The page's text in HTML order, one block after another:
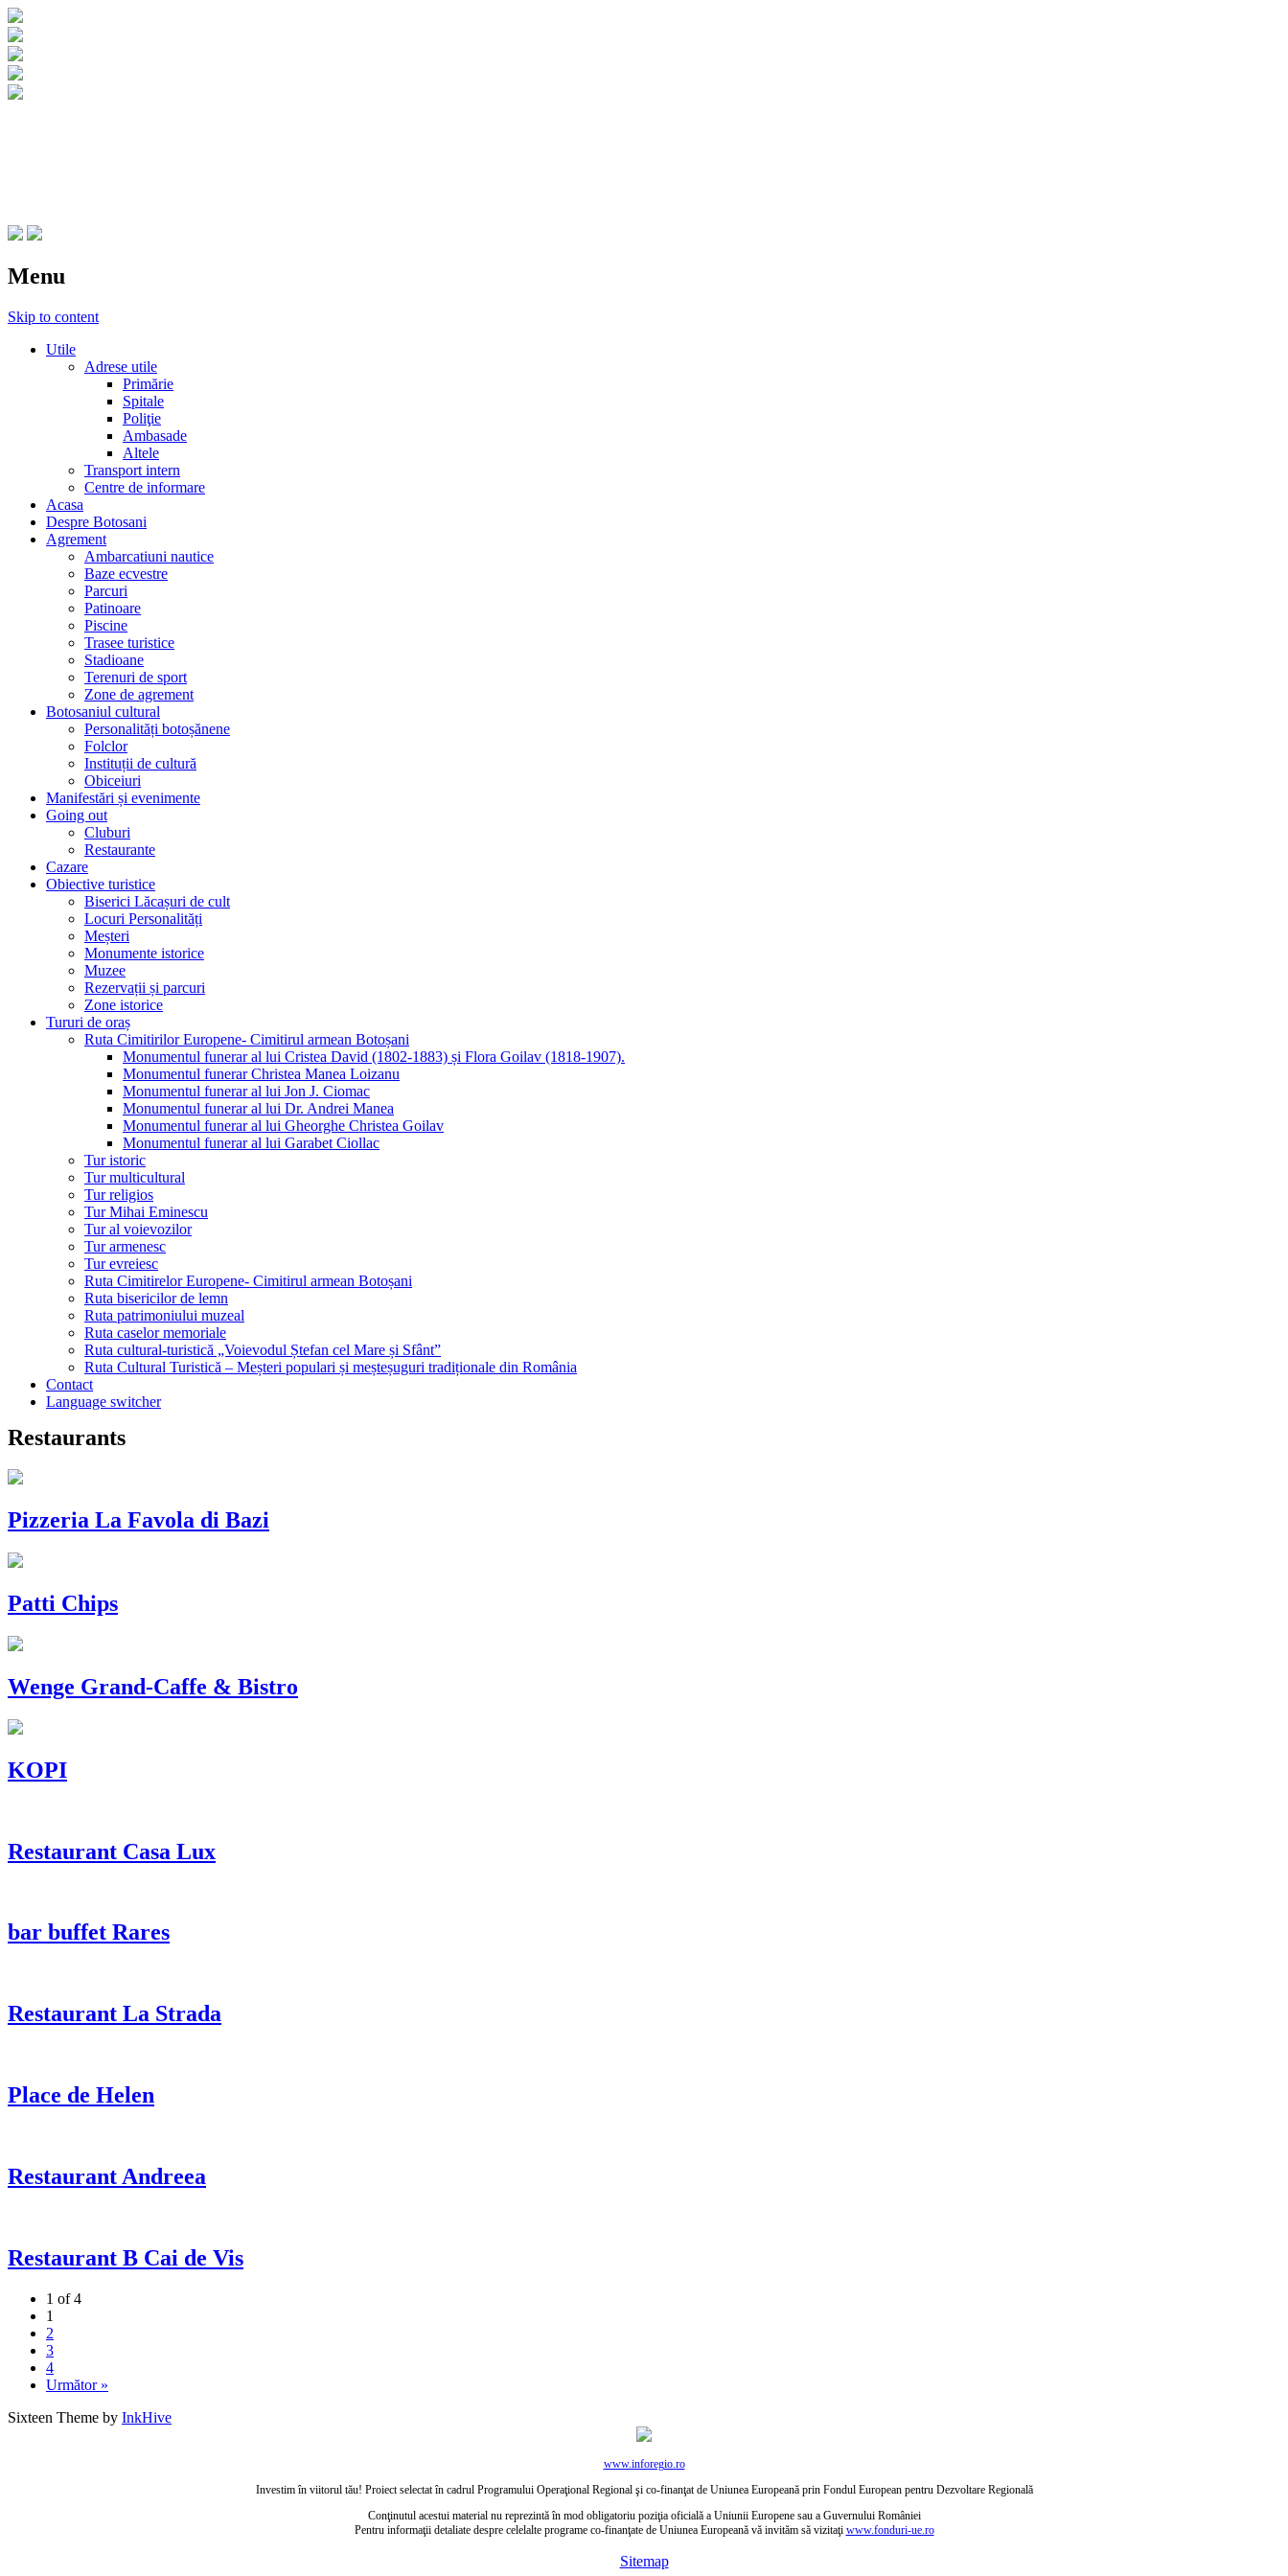
Menu
Skip to content
Utile
Adrese utile
Primărie
Spitale
Poliţie
Ambasade
Altele
Transport intern
Centre de informare
Acasa
Despre Botosani
Agrement
Ambarcatiuni nautice
Baze ecvestre
Parcuri
Patinoare
Piscine
Trasee turistice
Stadioane
Terenuri de sport
Zone de agrement
Botosaniul cultural
Personalități botoșănene
Folclor
Instituții de cultură
Obiceiuri
Manifestări și evenimente
Going out
Cluburi
Restaurante
Cazare
Obiective turistice
Biserici Lăcașuri de cult
Locuri Personalități
Meșteri
Monumente istorice
Muzee
Rezervații și parcuri
Zone istorice
Tururi de oraș
Ruta Cimitirilor Europene- Cimitirul armean Botoșani
Monumentul funerar al lui Cristea David (1802-1883) și Flora Goilav (1818-1907).
Monumentul funerar Christea Manea Loizanu
Monumentul funerar al lui Jon J. Ciomac
Monumentul funerar al lui Dr. Andrei Manea
Monumentul funerar al lui Gheorghe Christea Goilav
Monumentul funerar al lui Garabet Ciollac
Tur istoric
Tur multicultural
Tur religios
Tur Mihai Eminescu
Tur al voievozilor
Tur armenesc
Tur evreiesc
Ruta Cimitirelor Europene- Cimitirul armean Botoșani
Ruta bisericilor de lemn
Ruta patrimoniului muzeal
Ruta caselor memoriale
Ruta cultural-turistică „Voievodul Ștefan cel Mare și Sfânt”
Ruta Cultural Turistică – Meșteri populari și meșteșuguri tradiționale din România
Contact
Language switcher
Restaurants
Pizzeria La Favola di Bazi
Patti Chips
Wenge Grand-Caffe & Bistro
KOPI
Restaurant Casa Lux
bar buffet Rares
Restaurant La Strada
Place de Helen
Restaurant Andreea
Restaurant B Cai de Vis
1 of 4
1
2
3
4
Următor »
Sixteen Theme by InkHive
www.inforegio.ro
Investim în viitorul tău! Proiect selectat în cadrul Programului Operaţional Regional şi co-finanţat de Uniunea Europeană prin Fondul European pentru Dezvoltare Regională
Conţinutul acestui material nu reprezintă în mod obligatoriu poziţia oficială a Uniunii Europene sau a Guvernului României
Pentru informaţii detaliate despre celelalte programe co-finanţate de Uniunea Europeană vă invităm să vizitaţi www.fonduri-ue.ro
Sitemap